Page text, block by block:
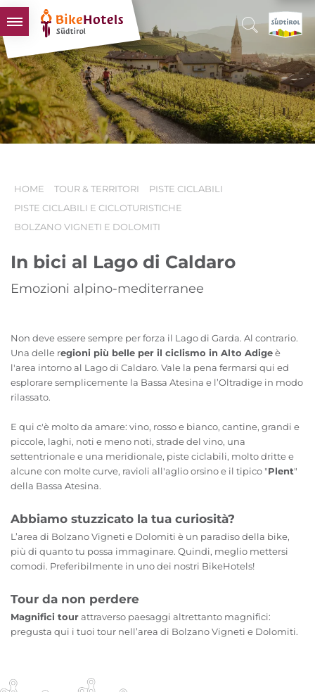
BIKEHOTELS
HOTELS & PACCHETTI
TOUR & TERRITORI
L'ALTO ADIGE & NOI
HOME TOUR & TERRITORI
PISTE CICLABILI
PISTE CICLABILI E CICLOTURISTICHE
BOLZANO VIGNETI E DOLOMITI
In bici al Lago di Caldaro
Emozioni alpino-mediterranee
Non deve essere sempre per forza il Lago di Garda. Al contrario.
Una delle regioni più belle per il ciclismo in Alto Adigeè
l'area intorno al Lago di Caldaro. Vale la pena fermarsi qui ed
esplorare semplicemente la Bassa Atesina e l’Oltradige in modo
rilassato.
E qui c'è molto da amare: vino, rosso e bianco, cantine, grandi e
piccole, laghi, noti e meno noti, strade del vino, una
settentrionale e una meridionale, piste ciclabili, molto dritte e
alcune con molte curve, ravioli all'aglio orsino e il tipico "Plent"
della Bassa Atesina.
Abbiamo stuzzicato la tua curiosità?
L’area di Bolzano Vigneti e Dolomiti è un paradiso della bike,
più di quanto tu possa immaginare. Quindi, meglio mettersi
comodi. Preferibilmente in uno dei nostri BikeHotels!
Tour da non perdere
Magnifici tourattraverso paesaggi altrettanto magnifici:
pregusta qui i tuoi tour nell’area di Bolzano Vigneti e Dolomiti.